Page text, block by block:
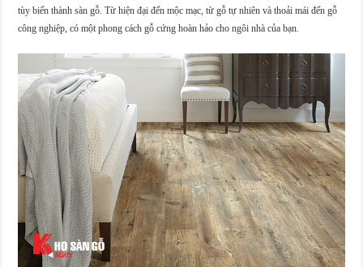
tùy biến thành sàn gỗ. Từ hiện đại đến mộc mạc, từ gỗ tự nhiên và thoải mái đến gỗ
công nghiệp, có một phong cách gỗ cứng hoàn hảo cho ngôi nhà của bạn.